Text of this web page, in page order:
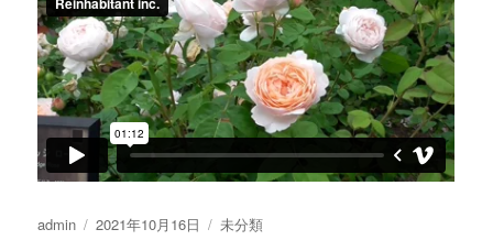
投
admin
投
2021年10月16日
カ
未分類